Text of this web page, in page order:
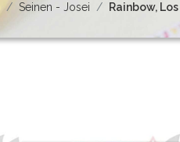
Seinen - Josei Rainbow,